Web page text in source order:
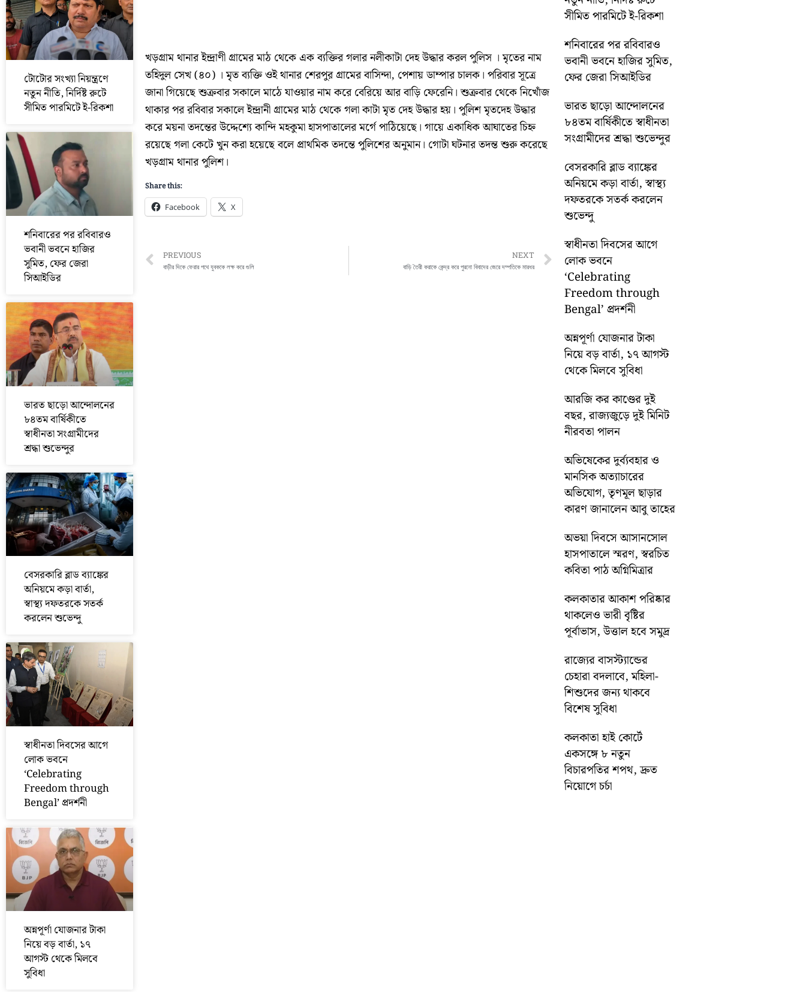
টোটোর সংখ্যা নিয়ন্ত্রণে
নতুন নীতি, নির্দিষ্ট রুটে
সীমিত পারমিটে ই-রিকশা
শনিবারের পর রবিবারও
ভবানী ভবনে হাজির
সুমিত, ফের জেরা
সিআইডির
ভারত ছাড়ো আন্দোলনের
৮৪তম বার্ষিকীতে
স্বাধীনতা সংগ্রামীদের
শ্রদ্ধা শুভেন্দুর
বেসরকারি ব্লাড ব্যাঙ্কের
অনিয়মে কড়া বার্তা,
স্বাস্থ্য দফতরকে সতর্ক
করলেন শুভেন্দু
স্বাধীনতা দিবসের আগে
লোক ভবনে
‘Celebrating
Freedom through
Bengal’ প্রদর্শনী
অন্নপূর্ণা যোজনার টাকা
নিয়ে বড় বার্তা, ১৭
আগস্ট থেকে মিলবে
সুবিধা
খড়গ্রাম থানার ইন্দ্রাণী গ্রামের মাঠ থেকে এক ব্যক্তির গলার নলীকাটা দেহ উদ্ধার করল পুলিস । মৃতের নাম
তহিদুল সেখ (৪০) । মৃত ব্যক্তি ওই থানার শেরপুর গ্রামের বাসিন্দা, পেশায় ডাম্পার চালক। পরিবার সূত্রে
জানা গিয়েছে শুক্রবার সকালে মাঠে যাওয়ার নাম করে বেরিয়ে আর বাড়ি ফেরেনি। শুক্রবার থেকে নিখোঁজ
থাকার পর রবিবার সকালে ইন্দ্রানী গ্রামের মাঠ থেকে গলা কাটা মৃত দেহ উদ্ধার হয়। পুলিশ মৃতদেহ উদ্ধার
করে ময়না তদন্তের উদ্দেশ্যে কান্দি মহকুমা হাসপাতালের মর্গে পাঠিয়েছে। গায়ে একাধিক আঘাতের চিহ্ন
রয়েছে গলা কেটে খুন করা হয়েছে বলে প্রাথমিক তদন্তে পুলিশের অনুমান। গোটা ঘটনার তদন্ত শুরু করেছে
খড়গ্রাম থানার পুলিশ।
Share this:
Facebook X
Prev
PREVIOUS
বাড়ীর দিকে ফেরার পথে যুবককে লক্ষ করে গুলি
NEXT
বাড়ি তৈরী করাকে কেন্দ্র করে পুরনো বিবাদের জেরে দম্পতিকে মারধর Next
সীমিত পারমিটে ই-রিকশা
শনিবারের পর রবিবারও
ভবানী ভবনে হাজির সুমিত,
ফের জেরা সিআইডির
ভারত ছাড়ো আন্দোলনের
৮৪তম বার্ষিকীতে স্বাধীনতা
সংগ্রামীদের শ্রদ্ধা শুভেন্দুর
বেসরকারি ব্লাড ব্যাঙ্কের
অনিয়মে কড়া বার্তা, স্বাস্থ্য
দফতরকে সতর্ক করলেন
শুভেন্দু
স্বাধীনতা দিবসের আগে
লোক ভবনে
‘Celebrating
Freedom through
Bengal’ প্রদর্শনী
অন্নপূর্ণা যোজনার টাকা
নিয়ে বড় বার্তা, ১৭ আগস্ট
থেকে মিলবে সুবিধা
আরজি কর কাণ্ডের দুই
বছর, রাজ্যজুড়ে দুই মিনিট
নীরবতা পালন
অভিষেকের দুর্ব্যবহার ও
মানসিক অত্যাচারের
অভিযোগ, তৃণমূল ছাড়ার
কারণ জানালেন আবু তাহের
অভয়া দিবসে আসানসোল
হাসপাতালে স্মরণ, স্বরচিত
কবিতা পাঠ অগ্নিমিত্রার
কলকাতার আকাশ পরিষ্কার
থাকলেও ভারী বৃষ্টির
পূর্বাভাস, উত্তাল হবে সমুদ্র
রাজ্যের বাসস্ট্যান্ডের
চেহারা বদলাবে, মহিলা-
শিশুদের জন্য থাকবে
বিশেষ সুবিধা
কলকাতা হাই কোর্টে
একসঙ্গে ৮ নতুন
বিচারপতির শপথ, দ্রুত
নিয়োগে চর্চা